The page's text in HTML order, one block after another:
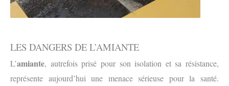
LES DANGERS DE L’AMIANTE
L’amiante, autrefois prisé pour son isolation et sa résistance,
représente aujourd’hui une menace sérieuse pour la santé.